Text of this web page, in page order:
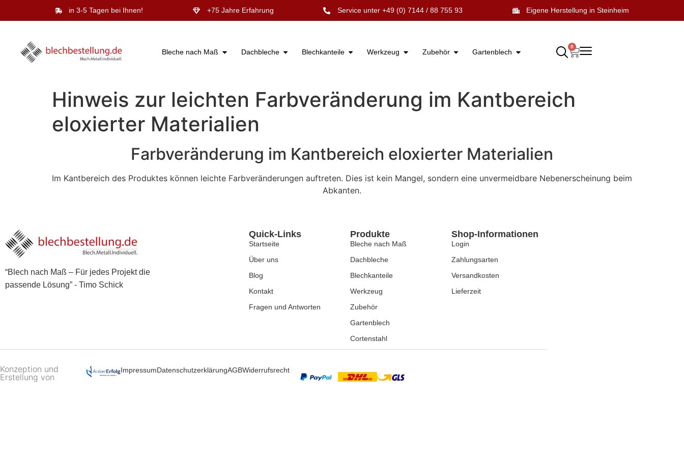
in 3-5 Tagen bei Ihnen! +75 Jahre Erfahrung Service unter +49 (0) 7144 / 88 755 93 Eigene Herstellung in Steinheim
Bleche nach Maß Dachbleche Blechkanteile Werkzeug Zubehör Gartenblech
0
Hinweis zur leichten Farbveränderung im Kantbereich
eloxierter Materialien
Farbveränderung im Kantbereich eloxierter Materialien
Im Kantbereich des Produktes können leichte Farbveränderungen auftreten. Dies ist kein Mangel, sondern eine unvermeidbare Nebenerscheinung beim
Abkanten.
“Blech nach Maß – Für jedes Projekt die
passende Lösung” - Timo Schick
Quick-Links
Startseite
Über uns
Blog
Kontakt
Fragen und Antworten
Produkte
Bleche nach Maß
Dachbleche
Blechkanteile
Werkzeug
Zubehör
Gartenblech
Cortenstahl
Shop-Informationen
Login
Zahlungsarten
Versandkosten
Lieferzeit
Konzeption und
Erstellung von
ImpressumDatenschutzerklärungAGBWiderrufsrecht